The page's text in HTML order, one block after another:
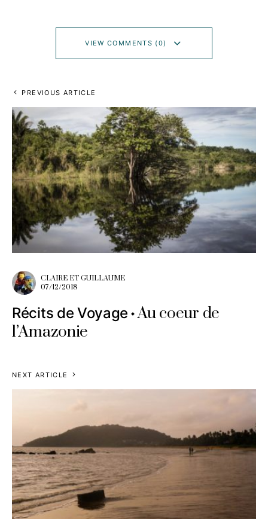
VIEW COMMENTS (0)
PREVIOUS ARTICLE
CLAIRE ET GUILLAUME
07/12/2018
Récits de Voyage Au coeur de
l’Amazonie
NEXT ARTICLE